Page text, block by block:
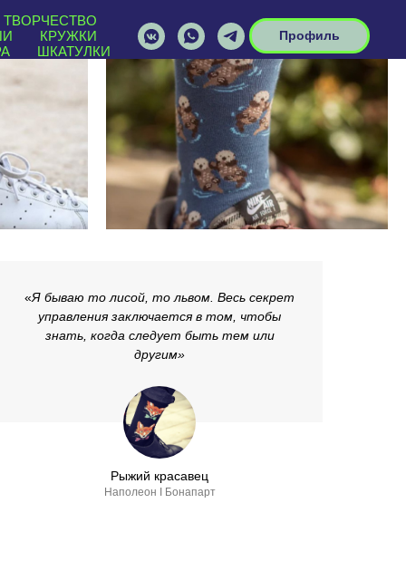
ТВОРЧЕСТВО
КРУЖКИ
ШКАТУЛКИ
Профиль
«Я бываю то лисой, то львом. Весь секрет
управления заключается в том, чтобы
знать, когда следует быть тем или
другим»
Рыжий красавец
Наполеон I Бонапарт